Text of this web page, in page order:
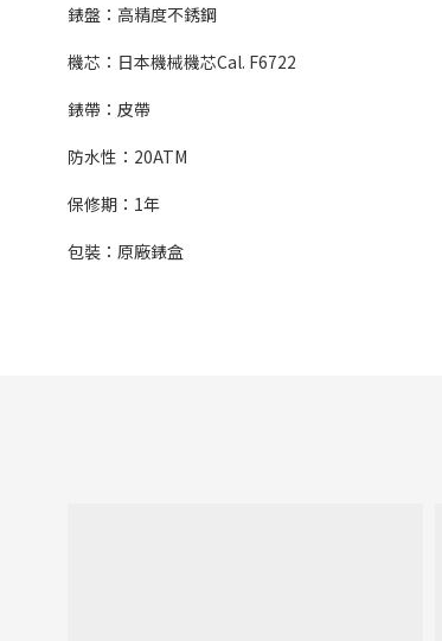
錶盤：高精度不銹鋼
機芯：日本機械機芯Cal. F6722
錶帶：皮帶
防水性： 20ATM
保修期： 1年
包裝：原廠錶盒